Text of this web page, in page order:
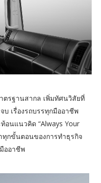
ตรฐานสากล เพิ่มทัศนวิสัยที่
บ เรื่องรถบรรทุกมืออาชีพ
อนแนวคิด “Always Your
ทุกขั้นตอนของการทำธุรกิจ
ออาชีพ